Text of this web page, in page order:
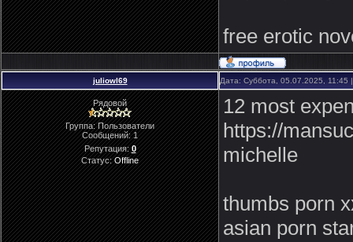
free erotic
juliowl69 Дата: Суббота, 05.07.2025,
Рядовой
Группа: Пользователи
Сообщений:1
Репутация:0
Статус:Offline
12 most
https://
michelle
thumbs porn
asian porn